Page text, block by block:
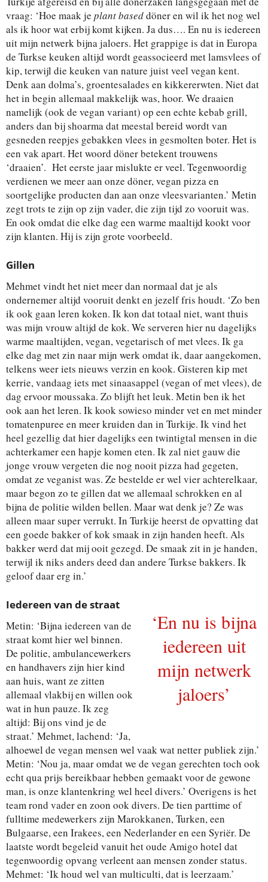
vraag: ‘Hoe maak je plant baseddöner en wil ik het nog wel
als ik hoor wat erbij komt kijken. Ja dus…. En nu is iedereen
uit mijn netwerk bijna jaloers. Het grappige is dat in Europa
de Turkse keuken altijd wordt geassocieerd met lamsvlees of
kip, terwijl die keuken van nature juist veel vegan kent.
Denk aan dolma’s, groentesalades en kikkererwten. Niet dat
het in begin allemaal makkelijk was, hoor. We draaien
namelijk (ook de vegan variant) op een echte kebab grill,
anders dan bij shoarma dat meestal bereid wordt van
gesneden reepjes gebakken vlees in gesmolten boter. Het is
een vak apart. Het woord döner betekent trouwens
‘draaien’. Het eerste jaar mislukte er veel. Tegenwoordig
verdienen we meer aan onze döner, vegan pizza en
soortgelijke producten dan aan onze vleesvarianten.’ Metin
zegt trots te zijn op zijn vader, die zijn tijd zo vooruit was.
En ook omdat die elke dag een warme maaltijd kookt voor
zijn klanten. Hij is zijn grote voorbeeld.
Gillen
Mehmet vindt het niet meer dan normaal dat je als
ondernemer altijd vooruit denkt en jezelf fris houdt. ‘Zo ben
ik ook gaan leren koken. Ik kon dat totaal niet, want thuis
was mijn vrouw altijd de kok. We serveren hier nu dagelijks
warme maaltijden, vegan, vegetarisch of met vlees. Ik ga
elke dag met zin naar mijn werk omdat ik, daar aangekomen,
telkens weer iets nieuws verzin en kook. Gisteren kip met
kerrie, vandaag iets met sinaasappel (vegan of met vlees), de
dag ervoor moussaka. Zo blijft het leuk. Metin ben ik het
ook aan het leren. Ik kook sowieso minder vet en met minder
tomatenpuree en meer kruiden dan in Turkije. Ik vind het
heel gezellig dat hier dagelijks een twintigtal mensen in die
achterkamer een hapje komen eten. Ik zal niet gauw die
jonge vrouw vergeten die nog nooit pizza had gegeten,
omdat ze veganist was. Ze bestelde er wel vier achterelkaar,
maar begon zo te gillen dat we allemaal schrokken en al
bijna de politie wilden bellen. Maar wat denk je? Ze was
alleen maar super verrukt. In Turkije heerst de opvatting dat
een goede bakker of kok smaak in zijn handen heeft. Als
bakker werd dat mij ooit gezegd. De smaak zit in je handen,
terwijl ik niks anders deed dan andere Turkse bakkers. Ik
geloof daar erg in.’
‘En nu is bijna
iedereen uit
mijn netwerk
jaloers’
Iedereen van de straat
Metin: ‘Bijna iedereen van de
straat komt hier wel binnen.
De politie, ambulancewerkers
en handhavers zijn hier kind
aan huis, want ze zitten
allemaal vlakbij en willen ook
wat in hun pauze. Ik zeg
altijd: Bij ons vind je de
straat.’ Mehmet, lachend: ‘Ja,
alhoewel de vegan mensen wel vaak wat netter publiek zijn.’
Metin: ‘Nou ja, maar omdat we de vegan gerechten toch ook
echt qua prijs bereikbaar hebben gemaakt voor de gewone
man, is onze klantenkring wel heel divers.’ Overigens is het
team rond vader en zoon ook divers. De tien parttime of
fulltime medewerkers zijn Marokkanen, Turken, een
Bulgaarse, een Irakees, een Nederlander en een Syriër. De
laatste wordt begeleid vanuit het oude Amigo hotel dat
tegenwoordig opvang verleent aan mensen zonder status.
Mehmet: ‘Ik houd wel van multiculti, dat is leerzaam.’